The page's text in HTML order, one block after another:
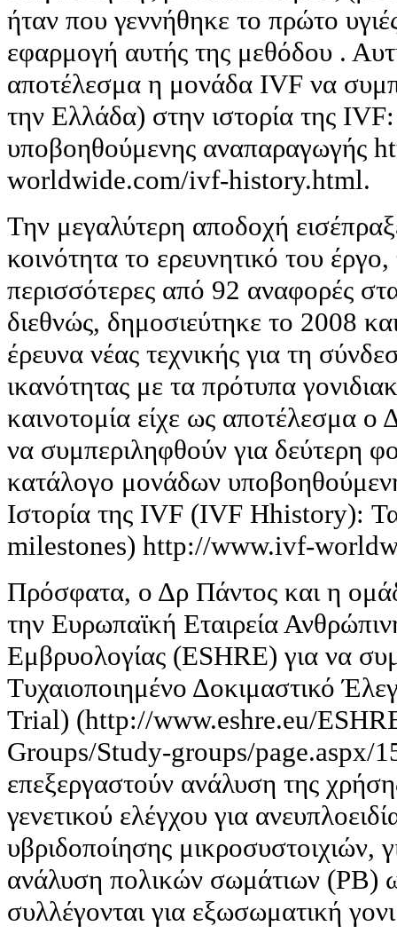
ήταν που γεννήθηκε το πρώτο
εφαρμογή αυτής της μεθόδου .
αποτέλεσμα η μονάδα IVF να
την Ελλάδα) στην ιστορία της
υποβοηθούμενης αναπαραγωγής
worldwide.com/ivf-history.html.
Την μεγαλύτερη αποδοχή
κοινότητα το ερευνητικό του
περισσότερες από 92 αναφορές
διεθνώς, δημοσιεύτηκε το 2008
έρευνα νέας τεχνικής για τη
ικανότητας με τα πρότυπα
καινοτομία είχε ως αποτέλεσμα
να συμπεριληφθούν για δεύτερη
κατάλογο μονάδων
Ιστορία της IVF (IVF Ηhistory):
milestones) http://www.ivf-
Πρόσφατα, ο Δρ Πάντος και η
την Ευρωπαϊκή Εταιρεία
Εμβρυολογίας (ESHRE) για να
Τυχαιοποιημένο Δοκιμαστικό
Trial) (http://www.eshre.eu/
Groups/Study-groups/page.aspx/
επεξεργαστούν ανάλυση της
γενετικού ελέγχου για
υβριδοποίησης μικροσυστοιχιών,
ανάλυση πολικών σωμάτιων (PB)
συλλέγονται για εξωσωματική